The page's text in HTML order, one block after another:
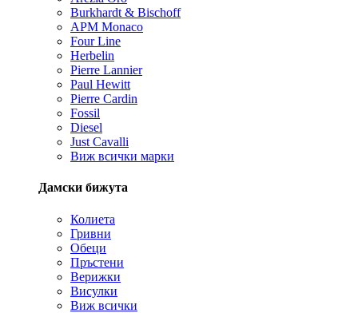
Burkhardt & Bischoff
APM Monaco
Four Line
Herbelin
Pierre Lannier
Paul Hewitt
Pierre Cardin
Fossil
Diesel
Just Cavalli
Виж всички марки
Дамски бижута
Колиета
Гривни
Обеци
Пръстени
Верижки
Висулки
Виж всички